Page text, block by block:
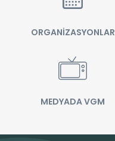
ORGANİZASYONLAR
MEDYADA VGM